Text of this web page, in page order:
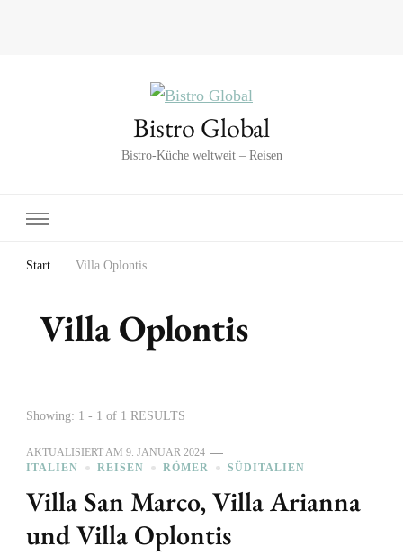
Bistro Global
Bistro-Küche weltweit – Reisen
Start Villa Oplontis
Villa Oplontis
Showing: 1 - 1 of 1 RESULTS
AKTUALISIERT AM 9. JANUAR 2024
ITALIEN
REISEN RÖMER SÜDITALIEN
Villa San Marco, Villa Arianna
und Villa Oplontis